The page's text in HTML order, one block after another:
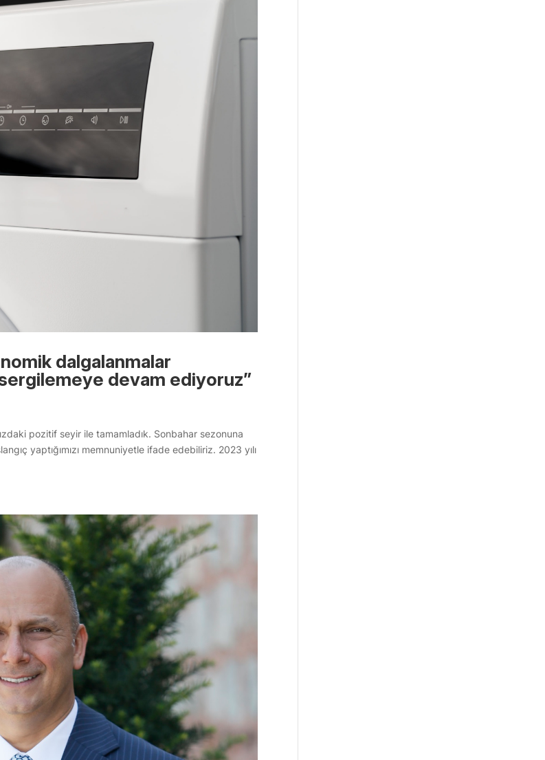
dalgalanmalar
devam ediyoruz”
pozitif seyir ile tamamladık. Sonbahar sezonuna
yaptığımızı memnuniyetle ifade edebiliriz. 2023 yılı